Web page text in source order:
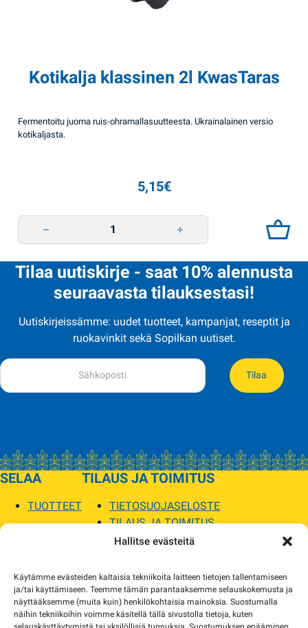
Hallitse evästeitä
Käytämme evästeiden kaltaisia tekniikoita laitteen tietojen tallentamiseen
ja/tai käyttämiseen. Teemme tämän parantaaksemme selauskokemusta ja
näyttääksemme (muita kuin) henkilökohtaisia mainoksia. Suostumalla
näihin tekniikoihin voimme käsitellä tällä sivustolla tietoja, kuten
Kotikalja klassinen 2l KwasTaras
Fermentoitu juoma ruis-ohramallasuutteesta. Ukrainalainen versio
kotikaljasta.
5,15€
Tilaa uutiskirje - saat 10% alennusta
seuraavasta tilauksestasi!
Uutiskirjeissämme: uudet tuotteet, kampanjat, reseptit ja
ruokavinkit sekä Sopilkan uutiset.
Tilaa
SELAA
TUOTTEET
TILAUS JA TOIMITUS
TIETOSUOJASELOSTE
TILAUS JA TOIMITUS
TOIMITUSEHDOT
MYYMÄLÄT JA YHTEYSTIEDOT
USEIN KYSYTYT